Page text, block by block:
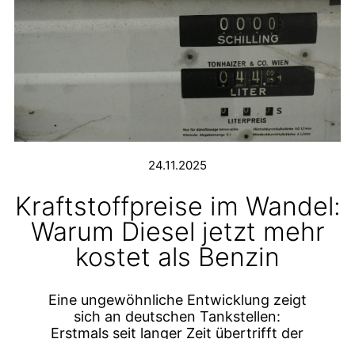
24.11.2025
Kraftstoffpreise im Wandel:
Warum Diesel jetzt mehr
kostet als Benzin
Eine ungewöhnliche Entwicklung zeigt
sich an deutschen Tankstellen:
Erstmals seit langer Zeit übertrifft der